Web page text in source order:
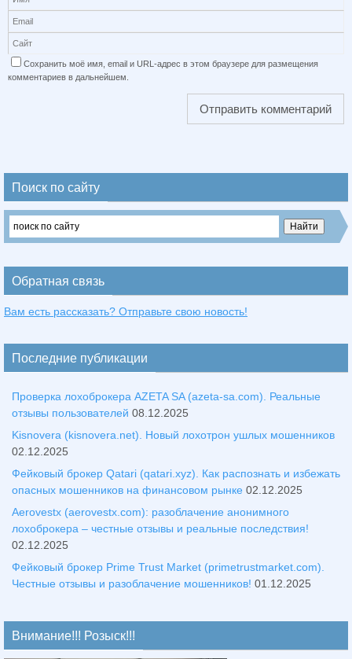
Сохранить моё имя, email и URL-адрес в этом браузере для размещения
комментариев в дальнейшем.
Поиск по сайту
Обратная связь
Вам есть рассказать? Отправьте свою новость!
Последние публикации
Проверка лохоброкера AZETA SA (azeta-sa.com). Реальные
отзывы пользователей 08.12.2025
Kisnovera (kisnovera.net). Новый лохотрон ушлых мошенников
02.12.2025
Фейковый брокер Qatari (qatari.xyz). Как распознать и избежать
опасных мошенников на финансовом рынке 02.12.2025
Aerovestx (aerovestx.com): разоблачение анонимного
лохоброкера – честные отзывы и реальные последствия!
02.12.2025
Фейковый брокер Prime Trust Market (primetrustmarket.com).
Честные отзывы и разоблачение мошенников! 01.12.2025
Внимание!!! Розыск!!!